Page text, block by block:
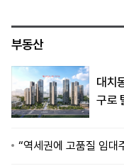
부동산
대치
구로
“역세권에 고품질 임대